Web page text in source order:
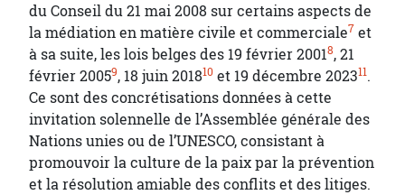
du Conseil du 21 mai 2008 sur certains aspects de
la médiation en matière civile et commerciale7 et
à sa suite, les lois belges des 19 février 20018, 21
février 20059, 18 juin 201810 et 19 décembre 202311.
Ce sont des concrétisations données à cette
invitation solennelle de l’Assemblée générale des
Nations unies ou de l’UNESCO, consistant à
promouvoir la culture de la paix par la prévention
et la résolution amiable des conflits et des litiges.